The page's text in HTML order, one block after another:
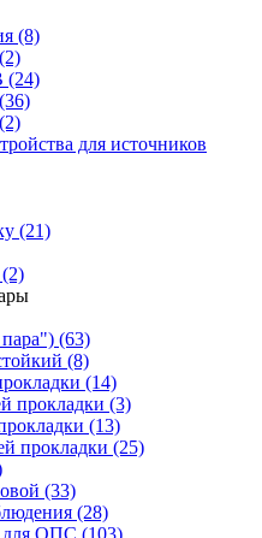
(8)
(2)
(24)
(36)
(2)
для источников
(21)
(2)
(63)
(8)
(14)
прокладки (3)
(13)
прокладки (25)
(33)
(28)
для ОПС (103)